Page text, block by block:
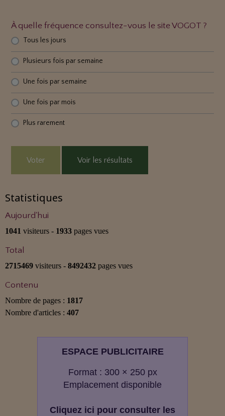
À quelle fréquence consultez-vous le site VOGOT ?
Tous les jours
Plusieurs fois par semaine
Une fois par semaine
Une fois par mois
Plus rarement
Voter Voir les résultats
Statistiques
Aujourd'hui
1041 visiteurs - 1933 pages vues
Total
2715469 visiteurs - 8492432 pages vues
Contenu
Nombre de pages : 1817
Nombre d'articles : 407
ESPACE PUBLICITAIRE
Format : 300 × 250 px
Emplacement disponible
Cliquez ici pour consulter les